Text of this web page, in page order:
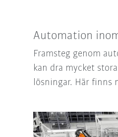
Automation
Framsteg genom
kan dra mycket
lösningar. Här finns